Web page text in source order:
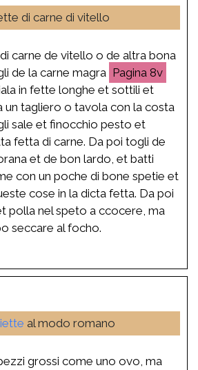
di carne di vitello
carne de vitello o de altra bona
de la carne magra
8v
in fette longhe et sottili et
un tagliero o tavola con la costa
sale et finocchio pesto et
fetta di carne. Da poi togli de
et de bon lardo, et batti
con un poche di bone spetie et
cose in la dicta fetta. Da poi
polla nel speto a ccocere, ma
seccare al focho.
al modo romano
grossi come uno ovo, ma